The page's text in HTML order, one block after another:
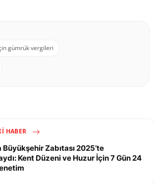
gümrük vergileri
HABER
Büyükşehir Zabıtası 2025’te
Kent Düzeni ve Huzur İçin 7 Gün 24